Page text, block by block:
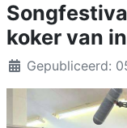
koker van
DetailsGepubliceerd: